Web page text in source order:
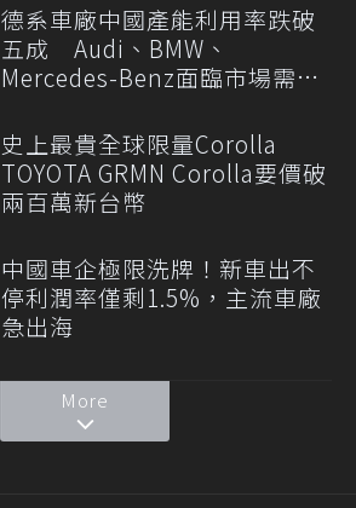
德系車廠中國產能利用率跌破
五成 Audi、BMW、
Mercedes-Benz面臨市場需求
史上最貴全球限量Corolla
TOYOTA GRMN Corolla要價破
兩百萬新台幣
中國車企極限洗牌！新車出不
停利潤率僅剩1.5%，主流車廠
急出海
More